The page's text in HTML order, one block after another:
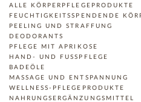
ALLE KÖRPERPFLEGEPRODUKTE
FEUCHTIGKEITSSPENDENDE
PEELING UND STRAFFUNG
DEODORANTS
PFLEGE MIT APRIKOSE
HAND- UND FUSSPFLEGE
BADEÖLE
MASSAGE UND ENTSPANNUNG
WELLNESS-PFLEGEPRODUKTE
NAHRUNGSERGÄNZUNGSMITTEL